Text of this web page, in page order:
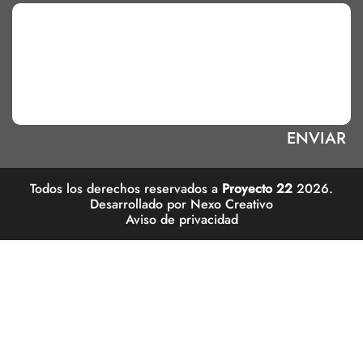
Todos los derechos reservados a Proyecto 22 2026.
Desarrollado por Nexo Creativo
Aviso de privacidad